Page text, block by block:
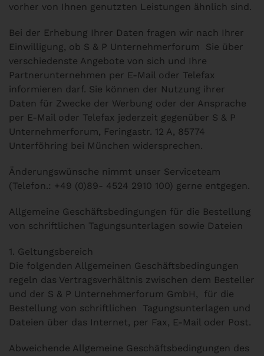
vorher von Ihnen genutzten Leistungen ähnlich sind.
Bei der Erhebung Ihrer Daten fragen wir nach Ihrer
Einwilligung, ob S & P Unternehmerforum Sie über
verschiedenste Angebote von sich und Ihre
Partnerunternehmen per E-Mail oder Telefax
informieren darf. Sie können der Nutzung ihrer
Daten für Zwecke der Werbung oder der Ansprache
per E-Mail oder Telefax jederzeit gegenüber S & P
Unternehmerforum, Feringastr. 12 A, 85774
Unterföhring bei München widersprechen.
Änderungswünsche nimmt unser Serviceteam
(Telefon.: +49 (0)89- 4524 2910 100) gerne entgegen.
Allgemeine Geschäftsbedingungen für die Bestellung
von schriftlichen Tagungsunterlagen sowie Dateien
1. Geltungsbereich
Die folgenden Allgemeinen Geschäftsbedingungen
regeln das Vertragsverhältnis zwischen dem Besteller
und der S & P Unternehmerforum GmbH, für die
Bestellung von schriftlichen Tagungsunterlagen und
Dateien über das Internet, per Fax, E-Mail oder Post.
Abweichende Allgemeine Geschäftsbedingungen des